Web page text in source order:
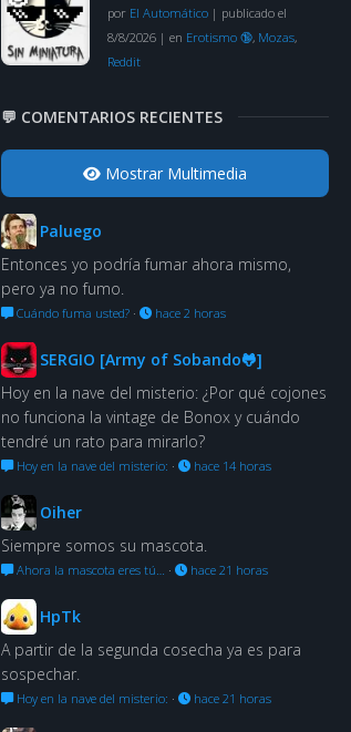
por El Automático | publicado el
8/8/2026 | en Erotismo 🔞, Mozas,
Reddit
💬 COMENTARIOS RECIENTES
Mostrar Multimedia
Paluego
Entonces yo podría fumar ahora mismo,
pero ya no fumo.
Cuándo fuma usted? · hace 2 horas
SERGIO [Army of Sobando🐸]
Hoy en la nave del misterio: ¿Por qué cojones
no funciona la vintage de Bonox y cuándo
tendré un rato para mirarlo?
Hoy en la nave del misterio: · hace 14 horas
Oiher
Siempre somos su mascota.
Ahora la mascota eres tú… · hace 21 horas
HpTk
A partir de la segunda cosecha ya es para
sospechar.
Hoy en la nave del misterio: · hace 21 horas